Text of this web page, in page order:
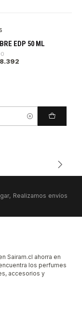
EDP 50 ML
Realizamos envíos
Sairam.cl ahorra en
los perfumes
accesorios y